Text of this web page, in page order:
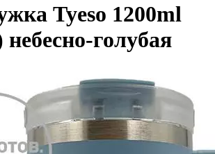
Tyeso 1200ml
небесно-голубая